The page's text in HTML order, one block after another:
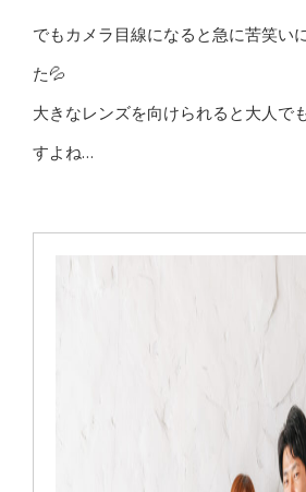
でもカメラ目線になると急に苦笑い
た💦
大きなレンズを向けられると大人で
すよね…